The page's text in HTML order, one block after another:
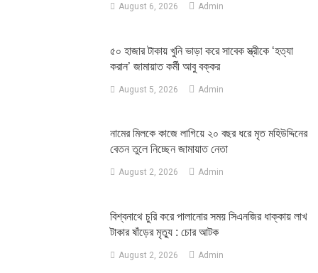
August 6, 2026 Admin
৫০ হাজার টাকায় খুনি ভাড়া করে সাবেক স্ত্রীকে ‘হত্যা
করান’ জামায়াত কর্মী আবু বক্কর
August 5, 2026 Admin
নামের মিলকে কাজে লাগিয়ে ২০ বছর ধরে মৃত মহিউদ্দিনের
বেতন তুলে নিচ্ছেন জামায়াত নেতা
August 2, 2026 Admin
‎বিশ্বনাথে চুরি করে পালানোর সময় সিএনজির ধাক্কায় লাখ
টাকার ষাঁড়ের মৃত্যু : চোর আটক
August 2, 2026 Admin